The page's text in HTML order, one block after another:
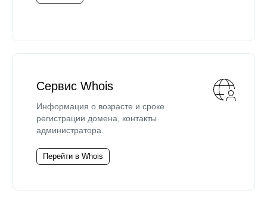
Сервис Whois
Информация о возрасте и сроке
регистрации домена, контакты
администратора.
Перейти в Whois